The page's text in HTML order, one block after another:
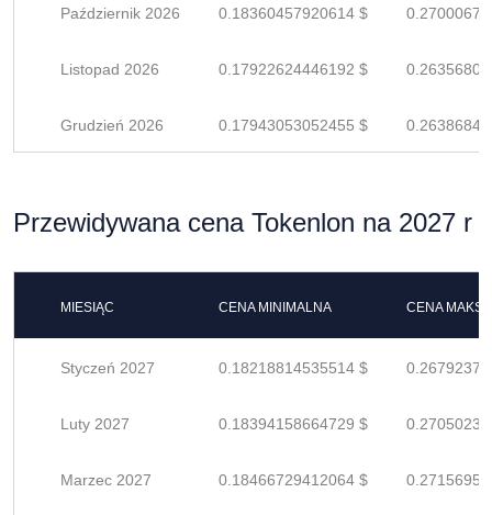
Październik 2026 0.18360457920614 $
Listopad 2026 0.17922624446192 $
Grudzień 2026 0.17943053052455 $
Przewidywana cena Tokenlon na 2027 r
MIESIĄC CENA MINIMALNA CENA
Styczeń 2027 0.18218814535514 $
Luty 2027 0.18394158664729 $
Marzec 2027 0.18466729412064 $